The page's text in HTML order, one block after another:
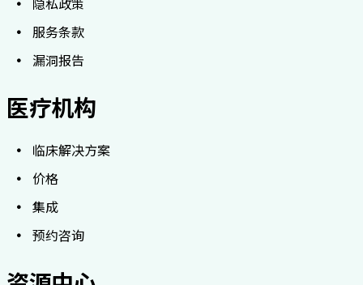
隐私政策
服务条款
漏洞报告
医疗机构
临床解决方案
价格
集成
预约咨询